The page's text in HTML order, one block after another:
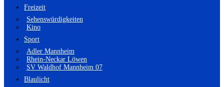
Freizeit
Sehenswürdigkeiten
Kino
Sport
Adler Mannheim
Rhein-Neckar Löwen
SV Waldhof Mannheim 07
Blaulicht